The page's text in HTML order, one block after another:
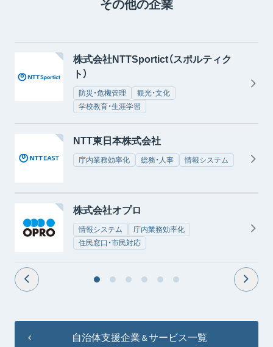
その他の企業
株式会社NTTSportict（スポルティク
ト）
防災・危機管理
観光・文化
学校教育・生涯学習
NTT東日本株式会社
庁内業務効率化 総務・人事 情報システム
株式会社オプロ
情報システム
庁内業務効率化
住民窓口・市民対応
自治体支援企業 ＆サービス一覧